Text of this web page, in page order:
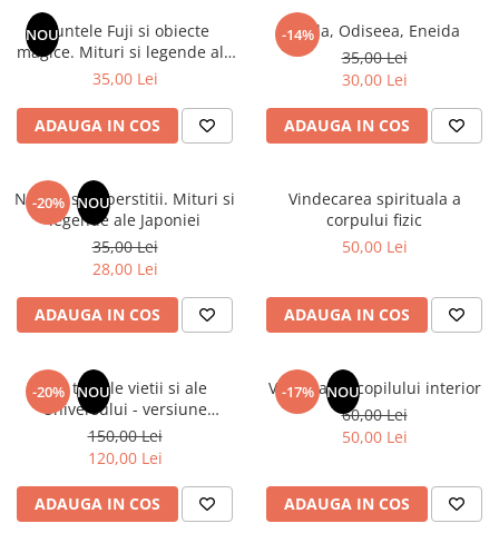
Audiobook
ReConnect
Crestinism
ScienceConnection
SelfConnect
SelfHealing
Vindecare Spirituala
Senzatii/Thriller
SF & Fantasy
Teatru
Teens Book Club
Instrumente si Truse Geometrie
Seturi scolare
Calculator
Consumabile & Accesorii
COLOREAZA CU PRIETENII
De colorat
Pot desena minunat
Carti educative
Copii 0-7 ani
Clubul Premiantilor
Super pitici 2-5 ani
Dezvoltare personala
Enciclopedii
Legende istorice
Literatura Scolara
Elevi de 10 plus
Puzzle-uri
Puzzle
Puzzle 3D Lemn
NOUMuntele Fuji si obiecte
magice. Mituri si legende ale
Japoniei
35,00 Lei
ADAUGA IN COS
-14%
Iliada, Odiseea, Eneida
35,00 Lei
30,00 Lei
ADAUGA IN COS
-20% NOU
Natura si superstitii. Mituri si
legende ale Japoniei
35,00 Lei
28,00 Lei
ADAUGA IN COS
Vindecarea spirituala a
corpului fizic
50,00 Lei
ADAUGA IN COS
-20% NOU
Din tainele vietii si ale
Universului - versiune
originala din 1939. Volumele I-
III. Cutie de colectie -Scarlat
Demetrescu
150,00 Lei
120,00 Lei
ADAUGA IN COS
-17% NOU
Vindecarea copilului interior
60,00 Lei
50,00 Lei
ADAUGA IN COS